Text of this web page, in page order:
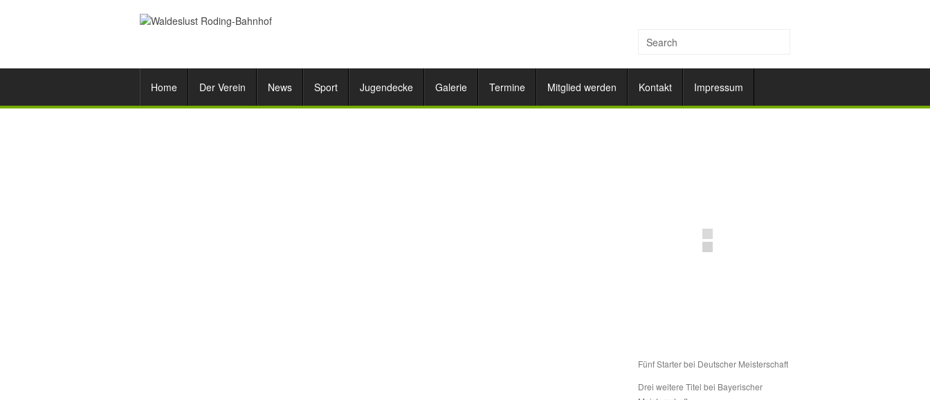
Home Der Verein News Sport Jugendecke Galerie Termine Mitglied werden Kontakt Impressum
Fünf Starter bei Deutscher Meisterschaft
Drei weitere Titel bei Bayerischer